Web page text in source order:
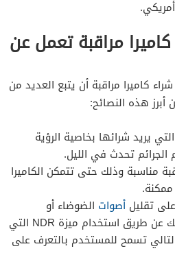
مراقبة تعمل عن
كاميرا مراقبة أن يتبع العديد من
أبرز هذه النصائح:
يريد شرائها بخاصية الرؤية
الجرائم تحدث في الليل.
مناسبة وذلك حتى تتمكن الكاميرا
تقليل أصوات الضوضاء أو
التشويش الرقمي، وذلك عن طريق استخدام ميزة NDR التي
تسمح للمستخدم بالتعرف على